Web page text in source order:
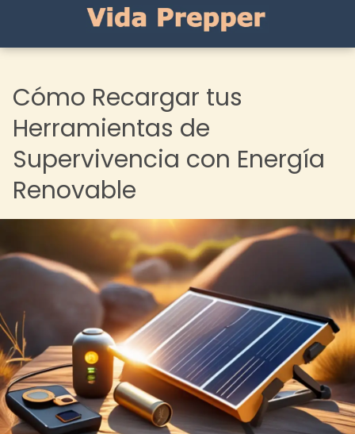
Cómo Recargar tus
Herramientas de
Supervivencia con Energía
Renovable